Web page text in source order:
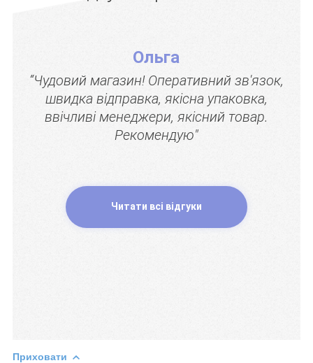
Ольга
“Чудовий магазин! Оперативний зв'язок,
швидка відправка, якісна упаковка,
ввічливі менеджери, якісний товар.
Рекомендую"
Читати всі відгуки
Приховати